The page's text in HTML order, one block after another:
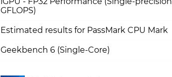
GFLOPS)
Estimated results for PassMark CPU Mark
Geekbench 6 (Single-Core)